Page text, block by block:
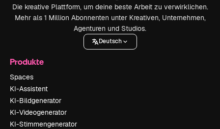
Die kreative Plattform, um deine beste Arbeit zu verwirklichen.
Mehr als 1 Million Abonnenten unter Kreativen, Unternehmen,
Agenturen und Studios.
Deutsch
Produkte
Spaces
KI-Assistent
KI-Bildgenerator
KI-Videogenerator
KI-Stimmengenerator